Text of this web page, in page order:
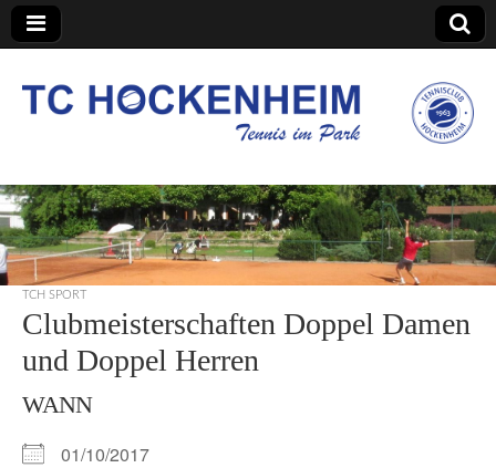
TC Hockenheim
TCH SPORT
Clubmeisterschaften Doppel Damen
und Doppel Herren
WANN
01/10/2017